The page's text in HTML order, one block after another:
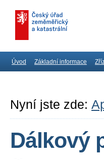
Úvod Základní informace
Nyní jste zde:
Dálkový